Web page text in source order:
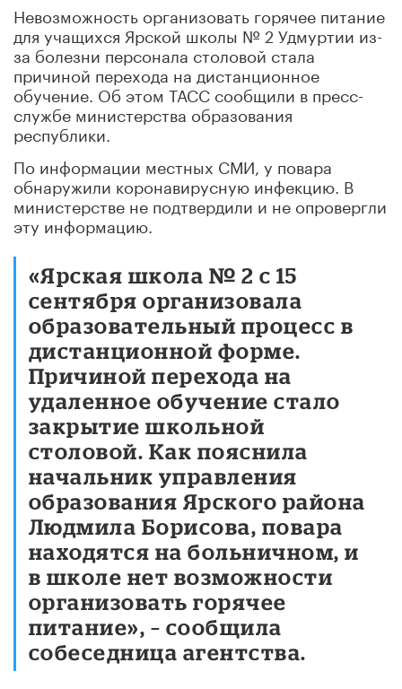
Невозможность организовать горячее питание
для учащихся Ярской школы № 2 Удмуртии из-
за болезни персонала столовой стала
причиной перехода на дистанционное
обучение. Об этом ТАСС сообщили в пресс-
службе министерства образования
республики.
По информации местных СМИ, у повара
обнаружили коронавирусную инфекцию. В
министерстве не подтвердили и не опровергли
эту информацию.
«Ярская школа № 2 с 15
сентября организовала
образовательный процесс в
дистанционной форме.
Причиной перехода на
удаленное обучение стало
закрытие школьной
столовой. Как пояснила
начальник управления
образования Ярского района
Людмила Борисова, повара
находятся на больничном, и
в школе нет возможности
организовать горячее
питание», – сообщила
собеседница агентства.